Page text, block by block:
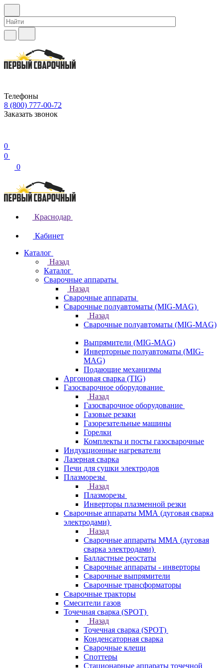
Телефоны
8 (800) 777-00-72
Заказать звонок
0
0
0
Краснодар
Кабинет
Каталог
Назад
Каталог
Сварочные аппараты
Назад
Сварочные аппараты
Сварочные полуавтоматы (MIG-MAG)
Назад
Сварочные полуавтоматы (MIG-MAG)
Выпрямители (MIG-MAG)
Инверторные полуавтоматы (MIG-
MAG)
Подающие механизмы
Аргоновая сварка (TIG)
Газосварочное оборудование
Назад
Газосварочное оборудование
Газовые резаки
Газорезательные машины
Горелки
Комплекты и посты газосварочные
Индукционные нагреватели
Лазерная сварка
Печи для сушки электродов
Плазморезы
Назад
Плазморезы
Инверторы плазменной резки
Сварочные аппараты ММА (дуговая сварка
электродами)
Назад
Сварочные аппараты ММА (дуговая
сварка электродами)
Балластные реостаты
Сварочные аппараты - инверторы
Сварочные выпрямители
Сварочные трансформаторы
Сварочные тракторы
Смесители газов
Точечная сварка (SPOT)
Назад
Точечная сварка (SPOT)
Конденсаторная сварка
Сварочные клещи
Споттеры
Стационарные аппараты точечной